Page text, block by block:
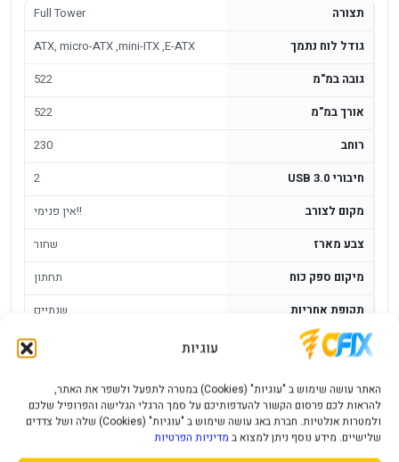
עוגיות
האתר עושה שימוש ב "עוגיות" (Cookies) במטרה לתפעל ולשפר את האתר,
להראות לכם פרסום הקשור להעדפותיכם על סמך הרגלי הגלישה והפרופיל שלכם
ולמטרות אנלטיות. חברת באג עושה שימוש ב "עוגיות" (Cookies) שלה ושל צדדים
שלישיים. מידע נוסף ניתן למצוא ב מדיניות הפרטיות
תצורה
Full Tower
גודל לוח נתמך
ATX, micro-ATX ,mini-ITX ,E-ATX
גובה במ"מ
522
אורך במ"מ
522
רוחב
230
חיבורי USB 3.0
2
מקום לצורב
אין פנימי!!
צבע מארז
שחור
מיקום ספק כוח
תחתון
תקופת אחריות
שנתיים
מארז Antec Performance 1 Silent Full
Tower E-ATX Case
מארז Antec Performance 1 Silent Full Tower E-ATX מיועד
למערכות גדולות שבהן חשוב לשלב בין מרחב פנימי לשקט עבודה.